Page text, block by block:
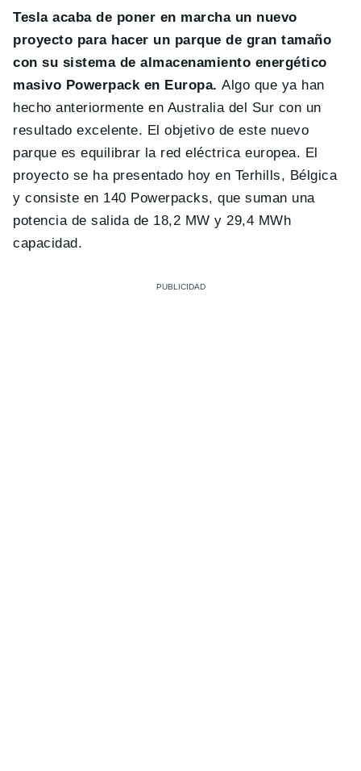
Tesla acaba de poner en marcha un nuevo
proyecto para hacer un parque de gran tamaño
con su sistema de almacenamiento energético
masivo Powerpack en Europa.Algo que ya han
hecho anteriormente en Australia del Sur con un
resultado excelente. El objetivo de este nuevo
parque es equilibrar la red eléctrica europea. El
proyecto se ha presentado hoy en Terhills, Bélgica
y consiste en 140 Powerpacks, que suman una
potencia de salida de 18,2 MW y 29,4 MWh
capacidad.